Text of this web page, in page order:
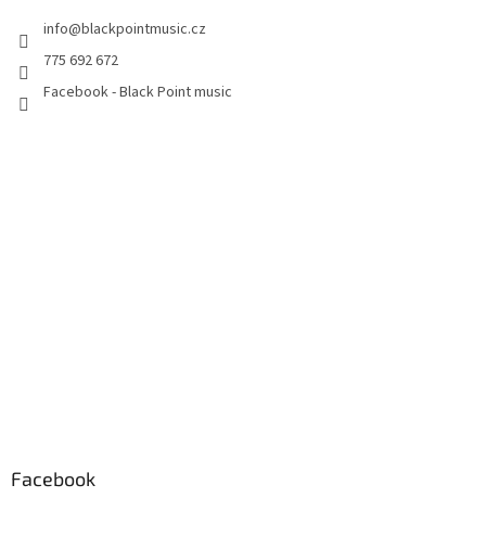
info@blackpointmusic.cz
775 692 672
Facebook - Black Point music
Facebook